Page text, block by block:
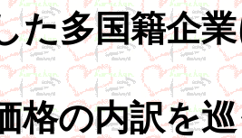
た多国籍企
の内訳を巡